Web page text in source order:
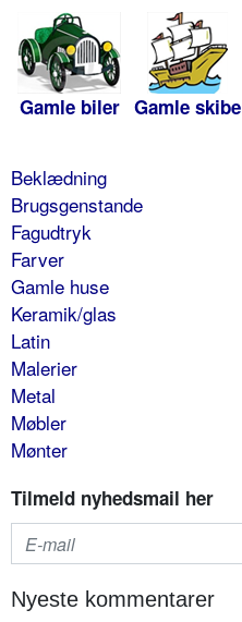
Gamle biler Gamle skibe
Beklædning
Brugsgenstande
Fagudtryk
Farver
Gamle huse
Keramik/glas
Latin
Malerier
Metal
Møbler
Mønter
Tilmeld nyhedsmail her
Nyeste kommentarer